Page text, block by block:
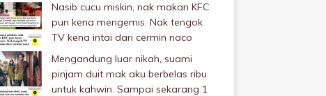
Nasib cucu miskin, nak makan KFC
pun kena mengemis. Nak tengok
TV kena intai dari cermin naco
Mengandung luar nikah, suami
pinjam duit mak aku berbelas ribu
untuk kahwin. Sampai sekarang 1